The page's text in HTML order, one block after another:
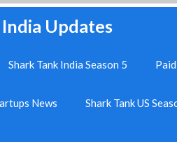
Updates
Shark Tank India Season 5
News Shark Tank US